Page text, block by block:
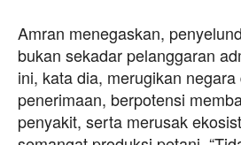
Amran menegaskan,
bukan sekadar pelanggaran
ini, kata dia, merugikan negara
penerimaan, berpotensi
penyakit, serta merusak